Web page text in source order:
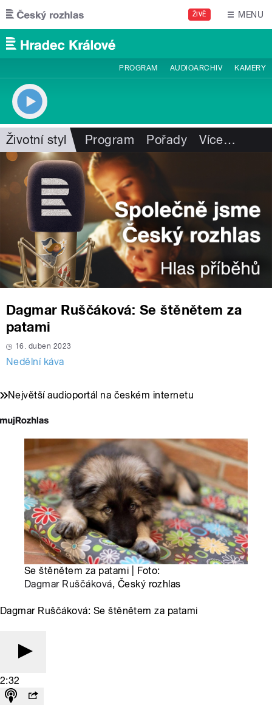
Přejít k hlavnímu obsahu
ŽIVĚ MENU
PROGRAM AUDIOARCHIV KAMERY
Životní styl Program Pořady Více…
Dagmar Ruščáková: Se štěnětem za
patami
16. duben 2023
Nedělní káva
Největší audioportál na českém internetu
Se štěnětem za patami | Foto:
Dagmar Ruščáková, Český rozhlas
Dagmar Ruščáková: Se štěnětem za patami
2:32